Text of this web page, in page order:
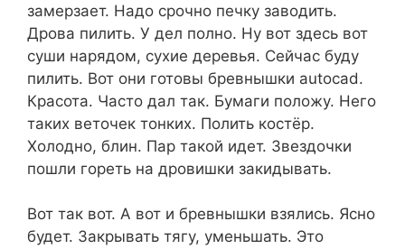
замерзает. Надо срочно печку заводить.
Дрова пилить. У дел полно. Ну вот здесь вот
суши нарядом, сухие деревья. Сейчас буду
пилить. Вот они готовы бревнышки autocad.
Красота. Часто дал так. Бумаги положу. Него
таких веточек тонких. Полить костёр.
Холодно, блин. Пар такой идет. Звездочки
пошли гореть на дровишки закидывать.
Вот так вот. А вот и бревнышки взялись. Ясно
будет. Закрывать тягу, уменьшать. Это